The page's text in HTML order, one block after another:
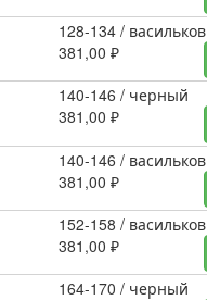
128-134 /
381,00 ₽
140-146 / черный
381,00 ₽
140-146 /
381,00 ₽
152-158 /
381,00 ₽
164-170 / черный